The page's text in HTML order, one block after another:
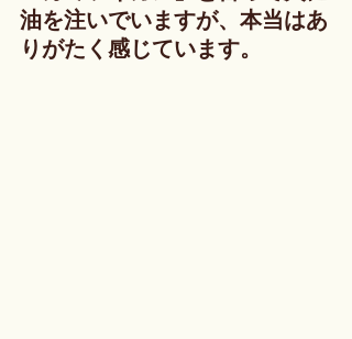
油を注いでいますが、本当はあ
りがたく感じています。